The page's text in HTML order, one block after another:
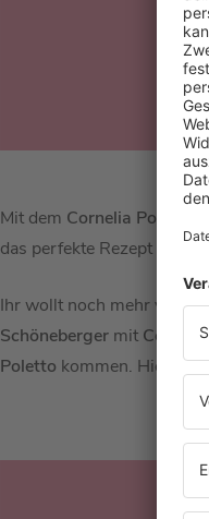
Mit dem Cornelia Poletto
das perfekte Rezept für
Ihr wollt noch mehr von
Schöneberger mit
Poletto kommen. Hier